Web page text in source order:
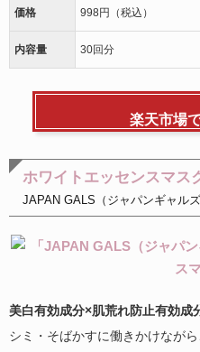
価格 998円（税込）
内容量 30回分
楽天市場
ホワイトエッセンスマス
JAPAN GALS（ジャパンギャルズ
美白有効成分×肌荒れ防止有効成
シミ・そばかすに働きかけながら